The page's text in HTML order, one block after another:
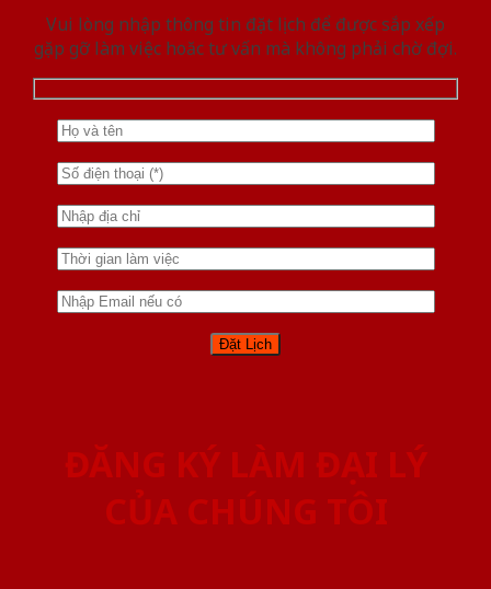
Vui lòng nhập thông tin đặt lịch để được sắp xếp
gặp gỡ làm việc hoăc tư vấn mà không phải chờ đợi.
ĐĂNG KÝ LÀM ĐẠI LÝ
CỦA CHÚNG TÔI